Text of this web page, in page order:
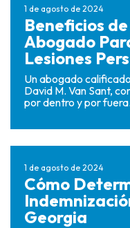
1 de agosto de 2024
Beneficios
Abogado
Lesiones
Un abogado
David M. Van Sant,
por dentro y por
1 de agosto de 2024
Cómo
Georgia